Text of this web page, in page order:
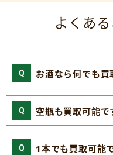
よくあ
お酒なら何でも買
空瓶も買取可能で
1本でも買取可能